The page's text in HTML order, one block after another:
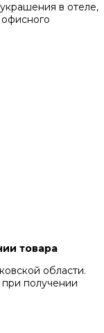
в отеле,
товара
области.
получении